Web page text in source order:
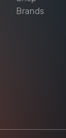
Brands